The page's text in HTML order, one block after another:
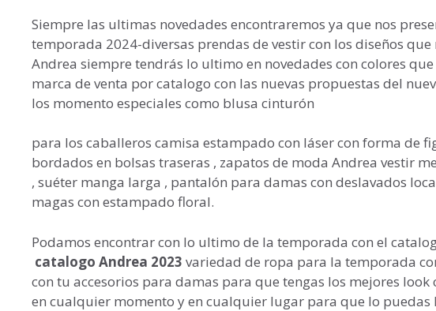
Siempre las ultimas novedades encontraremos ya que nos
temporada 2024-diversas prendas de vestir con los diseños
Andrea siempre tendrás lo ultimo en novedades con colores
marca de venta por catalogo con las nuevas propuestas del
los momento especiales como blusa cinturón
para los caballeros camisa estampado con láser con forma de
bordados en bolsas traseras , zapatos de moda Andrea vestir
, suéter manga larga , pantalón para damas con deslavados
magas con estampado floral.
Podamos encontrar con lo ultimo de la temporada con el
catalogo Andrea 2023 variedad de ropa para la temporada
con tu accesorios para damas para que tengas los mejores
en cualquier momento y en cualquier lugar para que lo puedas